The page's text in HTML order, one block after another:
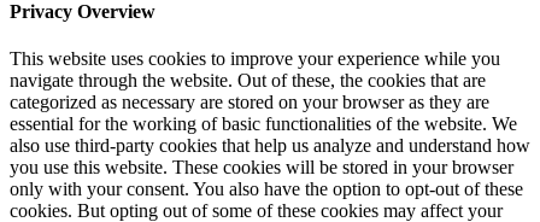
Privacy Overview
This website uses cookies to improve your experience while you
navigate through the website. Out of these, the cookies that are
categorized as necessary are stored on your browser as they are
essential for the working of basic functionalities of the website. We
also use third-party cookies that help us analyze and understand how
you use this website. These cookies will be stored in your browser
only with your consent. You also have the option to opt-out of these
cookies. But opting out of some of these cookies may affect your